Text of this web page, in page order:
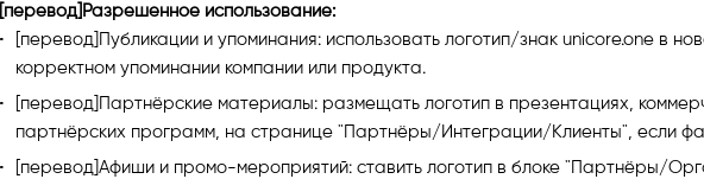
[перевод]Разрешенное использование:
[перевод]Публикации и упоминания: использовать логотип/знак unicore.one в
корректном упоминании компании или продукта.
[перевод]Партнёрские материалы: размещать логотип в презентациях,
партнёрских программ, на странице "Партнёры/Интеграции/Клиенты", если
[перевод]Афиши и промо-мероприятий: ставить логотип в блоке "Партнёры/